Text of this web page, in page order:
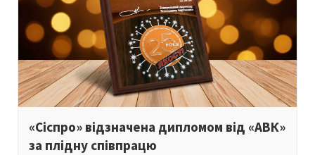
«Сіспро» відзначена дипломом від «АВК»
за плідну співпрацю